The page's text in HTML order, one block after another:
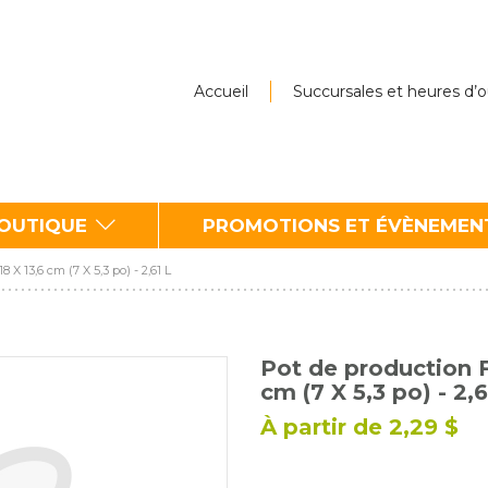
Accueil Succursales et heures
PROMOTIONS ET
13,6 cm (7 X 5,3 po) - 2,61 L
Pot de production
cm (7 X 5,3 po) -
À partir de 2,29 $